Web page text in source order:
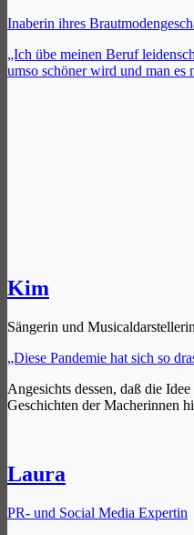
Inaberin ihres
„Ich übe meinen Beruf
umso schöner wird und man es
Kim
Sängerin und Musicaldarstellerin
„Diese Pandemie hat sich so
Angesichts dessen, daß die
Geschichten der Macherinnen
Laura
PR- und Social Media Expertin